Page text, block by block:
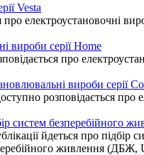
Vesta
електроустановочні
вироби серії Home
про
вироби серії
розповідається про
систем безперебійного
йдеться про підбір
живлення (ДБЖ,